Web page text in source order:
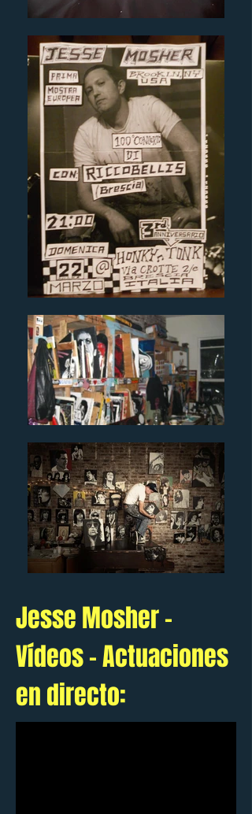
Jesse Mosher -
Vídeos - Actuaciones
en directo: